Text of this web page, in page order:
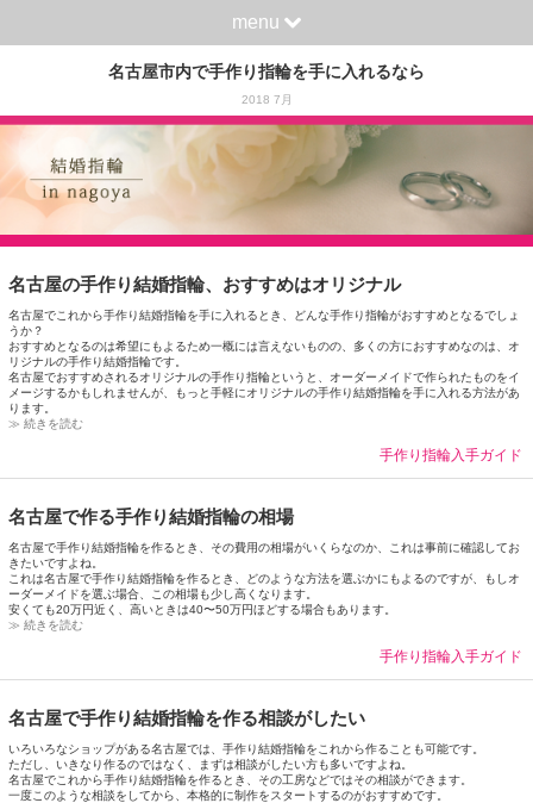
menu
名古屋市内で手作り指輪を手に入れるなら
2018 7月
名古屋の手作り結婚指輪、おすすめはオリジナル
名古屋でこれから手作り結婚指輪を手に入れるとき、どんな手作り指輪がおすすめとなるでしょ
うか？
おすすめとなるのは希望にもよるため一概には言えないものの、多くの方におすすめなのは、オ
リジナルの手作り結婚指輪です。
名古屋でおすすめされるオリジナルの手作り指輪というと、オーダーメイドで作られたものをイ
メージするかもしれませんが、もっと手軽にオリジナルの手作り結婚指輪を手に入れる方法があ
ります。
≫ 続きを読む
手作り指輪入手ガイド
名古屋で作る手作り結婚指輪の相場
名古屋で手作り結婚指輪を作るとき、その費用の相場がいくらなのか、これは事前に確認してお
きたいですよね。
これは名古屋で手作り結婚指輪を作るとき、どのような方法を選ぶかにもよるのですが、もしオ
ーダーメイドを選ぶ場合、この相場も少し高くなります。
安くても20万円近く、高いときは40〜50万円ほどする場合もあります。
≫ 続きを読む
手作り指輪入手ガイド
名古屋で手作り結婚指輪を作る相談がしたい
いろいろなショップがある名古屋では、手作り結婚指輪をこれから作ることも可能です。
ただし、いきなり作るのではなく、まずは相談がしたい方も多いですよね。
名古屋でこれから手作り結婚指輪を作るとき、その工房などではその相談ができます。
一度このような相談をしてから、本格的に制作をスタートするのがおすすめです。